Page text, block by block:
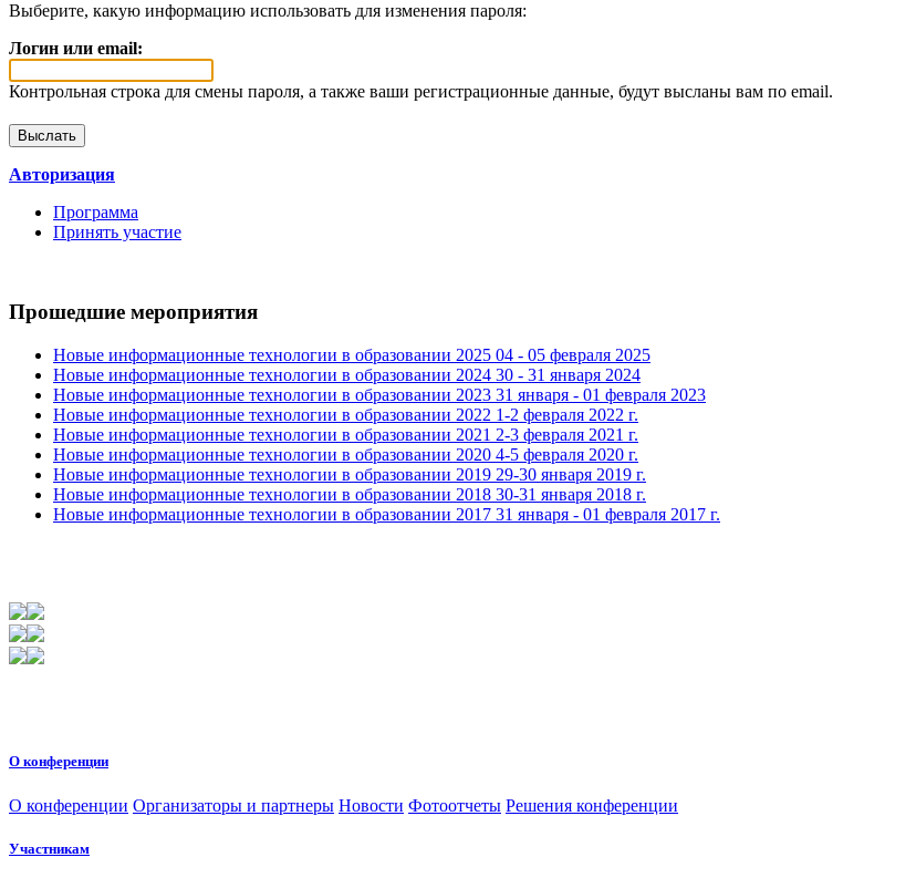
Выберите, какую информацию использовать для изменения пароля:
Логин или email:
Контрольная строка для смены пароля, а также ваши регистрационные данные, будут высланы вам по email.
Авторизация
Программа
Принять участие
Прошедшие мероприятия
Новые информационные технологии в образовании 2025 04 - 05 февраля 2025
Новые информационные технологии в образовании 2024 30 - 31 января 2024
Новые информационные технологии в образовании 2023 31 января - 01 февраля 2023
Новые информационные технологии в образовании 2022 1-2 февраля 2022 г.
Новые информационные технологии в образовании 2021 2-3 февраля 2021 г.
Новые информационные технологии в образовании 2020 4-5 февраля 2020 г.
Новые информационные технологии в образовании 2019 29-30 января 2019 г.
Новые информационные технологии в образовании 2018 30-31 января 2018 г.
Новые информационные технологии в образовании 2017 31 января - 01 февраля 2017 г.
О конференции
О конференции Организаторы и партнеры Новости Фотоотчеты Решения конференции
Участникам